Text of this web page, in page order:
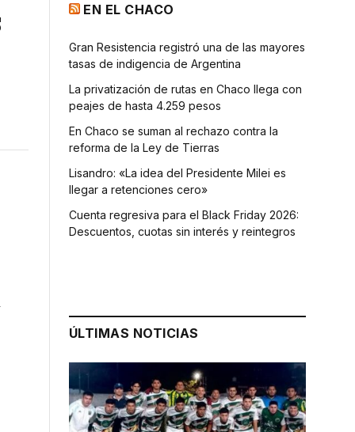
EN EL CHACO
Gran Resistencia registró una de las mayores
tasas de indigencia de Argentina
La privatización de rutas en Chaco llega con
peajes de hasta 4.259 pesos
En Chaco se suman al rechazo contra la
reforma de la Ley de Tierras
Lisandro: «La idea del Presidente Milei es
llegar a retenciones cero»
Cuenta regresiva para el Black Friday 2026:
Descuentos, cuotas sin interés y reintegros
ÚLTIMAS NOTICIAS